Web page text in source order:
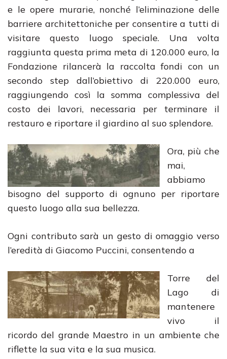
e le opere murarie, nonché l’eliminazione delle
barriere architettoniche per consentire a tutti di
visitare questo luogo speciale. Una volta
raggiunta questa prima meta di 120.000 euro, la
Fondazione rilancerà la raccolta fondi con un
secondo step dall’obiettivo di 220.000 euro,
raggiungendo così la somma complessiva del
costo dei lavori, necessaria per terminare il
restauro e riportare il giardino al suo splendore.
Ora, più che
mai,
abbiamo
bisogno del supporto di ognuno per riportare
questo luogo alla sua bellezza.
Ogni contributo sarà un gesto di omaggio verso
l’eredità di Giacomo Puccini, consentendo a
Torre del
Lago di
mantenere
vivo il
ricordo del grande Maestro in un ambiente che
riflette la sua vita e la sua musica.